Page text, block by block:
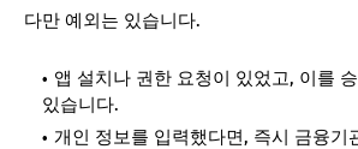
다만 예외는 있습니다.
앱 설치나 권한 요청이 있었고, 이를
있습니다.
개인 정보를 입력했다면, 즉시 금융기